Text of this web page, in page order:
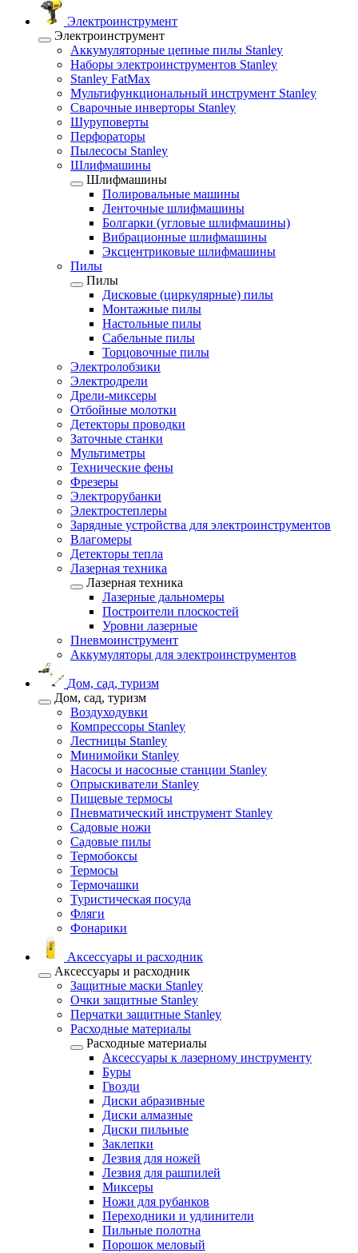
Электроинструмент
Электроинструмент
Аккумуляторные цепные пилы Stanley
Наборы электроинструментов Stanley
Stanley FatMax
Мультифункциональный инструмент Stanley
Сварочные инверторы Stanley
Шуруповерты
Перфораторы
Пылесосы Stanley
Шлифмашины
Шлифмашины
Полировальные машины
Ленточные шлифмашины
Болгарки (угловые шлифмашины)
Вибрационные шлифмашины
Эксцентриковые шлифмашины
Пилы
Пилы
Дисковые (циркулярные) пилы
Монтажные пилы
Настольные пилы
Сабельные пилы
Торцовочные пилы
Электролобзики
Электродрели
Дрели-миксеры
Отбойные молотки
Детекторы проводки
Заточные станки
Мультиметры
Технические фены
Фрезеры
Электрорубанки
Электростеплеры
Зарядные устройства для электроинструментов
Влагомеры
Детекторы тепла
Лазерная техника
Лазерная техника
Лазерные дальномеры
Построители плоскостей
Уровни лазерные
Пневмоинструмент
Аккумуляторы для электроинструментов
Дом, сад, туризм
Дом, сад, туризм
Воздуходувки
Компрессоры Stanley
Лестницы Stanley
Минимойки Stanley
Насосы и насосные станции Stanley
Опрыскиватели Stanley
Пищевые термосы
Пневматический инструмент Stanley
Садовые ножи
Садовые пилы
Термобоксы
Термосы
Термочашки
Туристическая посуда
Фляги
Фонарики
Аксессуары и расходник
Аксессуары и расходник
Защитные маски Stanley
Очки защитные Stanley
Перчатки защитные Stanley
Расходные материалы
Расходные материалы
Аксессуары к лазерному инструменту
Буры
Гвозди
Диски абразивные
Диски алмазные
Диски пильные
Заклепки
Лезвия для ножей
Лезвия для рашпилей
Миксеры
Ножи для рубанков
Переходники и удлинители
Пильные полотна
Порошок меловый